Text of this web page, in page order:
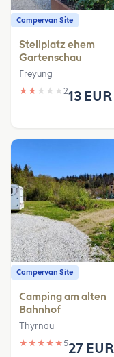
Campervan Site
Stellplatz ehem
Gartenschau
Freyung
★ ★ ★ ★ ★ 213 EUR
Campervan Site
Camping am alten
Bahnhof
Thyrnau
★ ★ ★ ★ ★527 EUR